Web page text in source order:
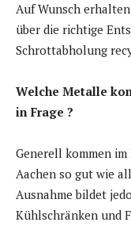
Auf Wunsch
über die richtige
Schrottabholung
Welche Metalle
in Frage ?
Generell kommen
Aachen so gut wie
Ausnahme bildet
Kühlschränken und